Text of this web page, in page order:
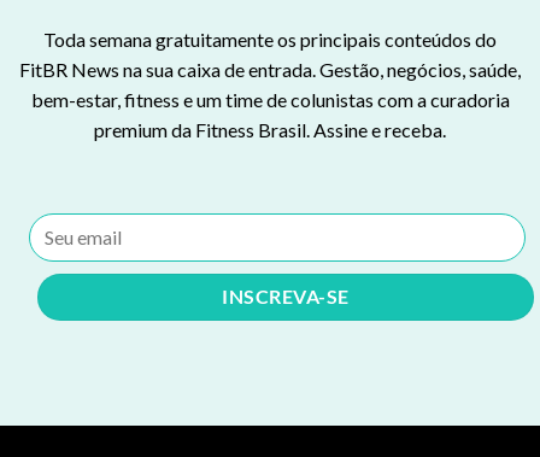
Toda semana gratuitamente os principais conteúdos do
FitBR News na sua caixa de entrada. Gestão, negócios, saúde,
bem-estar, fitness e um time de colunistas com a curadoria
premium da Fitness Brasil. Assine e receba.